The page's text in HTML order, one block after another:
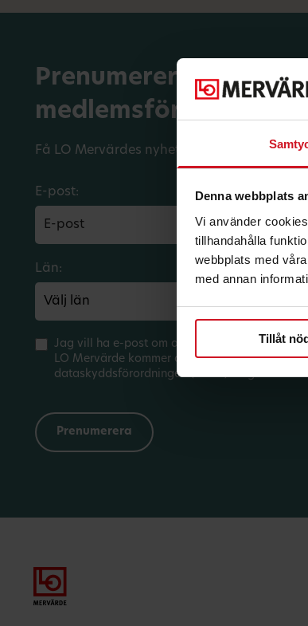
Denna webbplats
Vi använder
tillhandahålla
webbplats med
med annan
Tillåt
Prenumerera på dina
medlemsförmåner.
Få LO Mervärdes nyhetsbrev varje månad
E-post:
Län:
Jag vill ha e-post om aktuella erbjudanden
LO Mervärde kommer att hantera mina
dataskyddsförordningen (GDPR). Jag kan när